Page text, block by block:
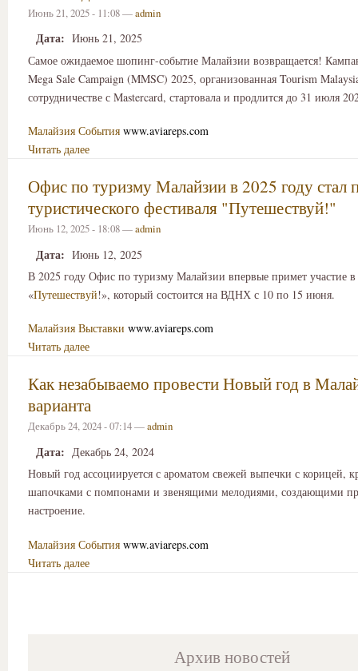
Июнь 21, 2025 - 11:08 —admin
Дата: Июнь 21, 2025
Самое ожидаемое шопинг-событие Малайзии возвращается!
Mega Sale Campaign (MMSC) 2025, организованная Tourism
сотрудничестве с Mastercard, стартовала и продлится до 31 июля
Малайзия События www.aviareps.com
Читать далее
Офис по туризму Малайзии в 2025 году стал
туристического фестиваля "Путешествуй!"
Июнь 12, 2025 - 18:08 —admin
Дата: Июнь 12, 2025
В 2025 году Офис по туризму Малайзии впервые примет участие
«Путешествуй!», который состоится на ВДНХ с 10 по 15 июня.
Малайзия Выставки www.aviareps.com
Читать далее
Как незабываемо провести Новый год в
варианта
Декабрь 24, 2024 - 07:14 —admin
Дата: Декабрь 24, 2024
Новый год ассоциируется с ароматом свежей выпечки с корицей,
шапочками с помпонами и звенящими мелодиями, создающими
настроение.
Малайзия События www.aviareps.com
Читать далее
Архив новостей